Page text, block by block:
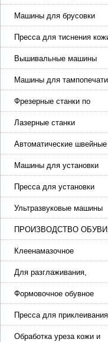
и стропы
Машины для брусовки
кожи,меха,поролона
Пресса для тиснения
Вышивальные машины
Машины для тампопечати
Фрезерные станки по
металлу
Лазерные станки
Автоматические швейные
машины с программным
управлением
Машины для установки
жемчуга, бусин, заклепок
фурнитура
Пресса для установки
фурнитуры: блочка,
люверсы, петля
Ультразвуковые машины
для сварки
ПРОИЗВОДСТВО
Машины для
обуви
Клеенамазочное
оборудование и
клея
Для разглаживания,
разбивания и
шва
Формовочное обувное
оборудование
Пресса для приклеивания
подошвы и прибивки
каблука
Обработка уреза кожи и